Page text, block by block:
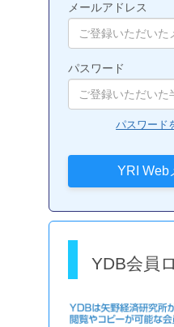
メールアドレス
パスワード
パスワード
YDB会員